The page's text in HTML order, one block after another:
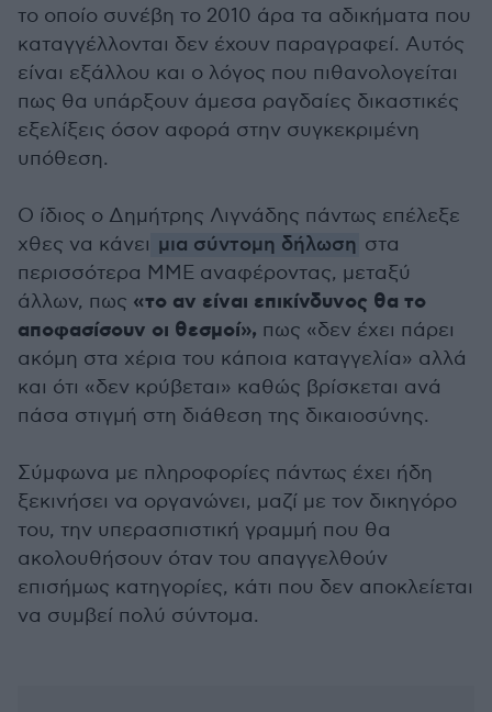
το οποίο συνέβη το 2010 άρα τα αδικήματα που
καταγγέλλονται δεν έχουν παραγραφεί. Αυτός
είναι εξάλλου και ο λόγος που πιθανολογείται
πως θα υπάρξουν άμεσα ραγδαίες δικαστικές
εξελίξεις όσον αφορά στην συγκεκριμένη
υπόθεση.
Ο ίδιος ο Δημήτρης Λιγνάδης πάντως επέλεξε
χθες να κάνει μια σύντομη δήλωση στα
περισσότερα ΜΜΕ αναφέροντας, μεταξύ
άλλων, πως «το αν είναι επικίνδυνος θα το
αποφασίσουν οι θεσμοί», πως «δεν έχει πάρει
ακόμη στα χέρια του κάποια καταγγελία» αλλά
και ότι «δεν κρύβεται» καθώς βρίσκεται ανά
πάσα στιγμή στη διάθεση της δικαιοσύνης.
Σύμφωνα με πληροφορίες πάντως έχει ήδη
ξεκινήσει να οργανώνει, μαζί με τον δικηγόρο
του, την υπερασπιστική γραμμή που θα
ακολουθήσουν όταν του απαγγελθούν
επισήμως κατηγορίες, κάτι που δεν αποκλείεται
να συμβεί πολύ σύντομα.